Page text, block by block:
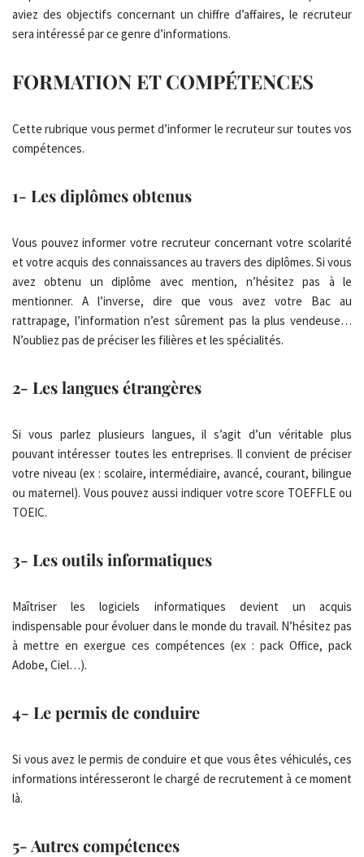
aviez des objectifs concernant un chiffre d’affaires, le recruteur
sera intéressé par ce genre d’informations.
FORMATION ET COMPÉTENCES
Cette rubrique vous permet d’informer le recruteur sur toutes vos
compétences.
1- Les diplômes obtenus
Vous pouvez informer votre recruteur concernant votre scolarité
et votre acquis des connaissances au travers des diplômes. Si vous
avez obtenu un diplôme avec mention, n’hésitez pas à le
mentionner. A l’inverse, dire que vous avez votre Bac au
rattrapage, l’information n’est sûrement pas la plus vendeuse…
N’oubliez pas de préciser les filières et les spécialités.
2- Les langues étrangères
Si vous parlez plusieurs langues, il s’agit d’un véritable plus
pouvant intéresser toutes les entreprises. Il convient de préciser
votre niveau (ex : scolaire, intermédiaire, avancé, courant, bilingue
ou maternel). Vous pouvez aussi indiquer votre score TOEFFLE ou
TOEIC.
3- Les outils informatiques
Maîtriser les logiciels informatiques devient un acquis
indispensable pour évoluer dans le monde du travail. N’hésitez pas
à mettre en exergue ces compétences (ex : pack Office, pack
Adobe, Ciel…).
4- Le permis de conduire
Si vous avez le permis de conduire et que vous êtes véhiculés, ces
informations intéresseront le chargé de recrutement à ce moment
là.
5- Autres compétences